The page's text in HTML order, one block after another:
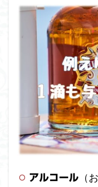
アルコール （